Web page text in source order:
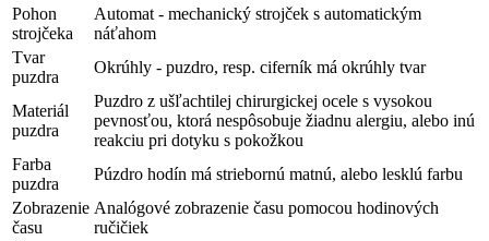
Pohon
strojčeka
Automat - mechanický strojček s automatickým
náťahom
Tvar
puzdra
Okrúhly - puzdro, resp. ciferník má okrúhly tvar
Materiál
puzdra
Puzdro z ušľachtilej chirurgickej ocele s vysokou
pevnosťou, ktorá nespôsobuje žiadnu alergiu, alebo inú
reakciu pri dotyku s pokožkou
Farba
puzdra
Púzdro hodín má striebornú matnú, alebo lesklú farbu
Zobrazenie
času
Analógové zobrazenie času pomocou hodinových
ručičiek